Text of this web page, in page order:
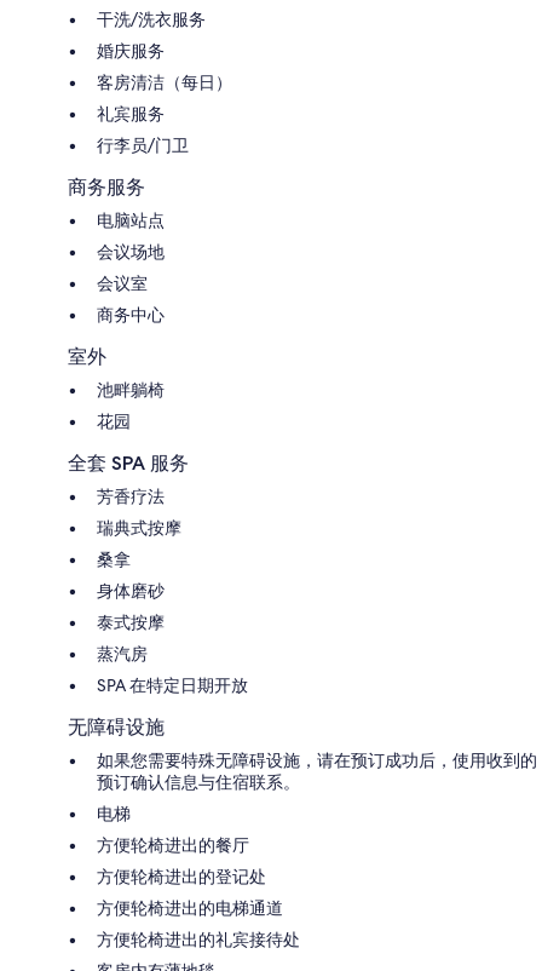
干洗/洗衣服务
婚庆服务
客房清洁（每日）
礼宾服务
行李员/门卫
商务服务
电脑站点
会议场地
会议室
商务中心
室外
池畔躺椅
花园
全套 SPA 服务
芳香疗法
瑞典式按摩
桑拿
身体磨砂
泰式按摩
蒸汽房
SPA 在特定日期开放
无障碍设施
如果您需要特殊无障碍设施，请在预订成功后，使用收到的
预订确认信息与住宿联系。
电梯
方便轮椅进出的餐厅
方便轮椅进出的登记处
方便轮椅进出的电梯通道
方便轮椅进出的礼宾接待处